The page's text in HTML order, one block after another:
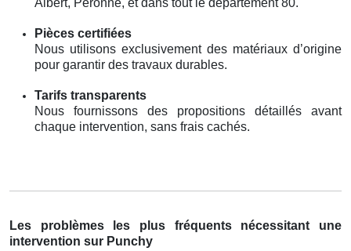
Pièces certifiées
Nous utilisons exclusivement des matériaux d’origine
pour garantir des travaux durables.
Tarifs transparents
Nous fournissons des propositions détaillés avant
chaque intervention, sans frais cachés.
Les problèmes les plus fréquents nécessitant une
intervention sur Punchy